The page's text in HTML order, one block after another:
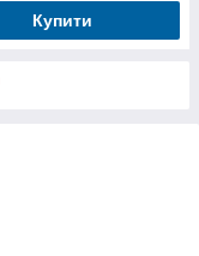
Купити